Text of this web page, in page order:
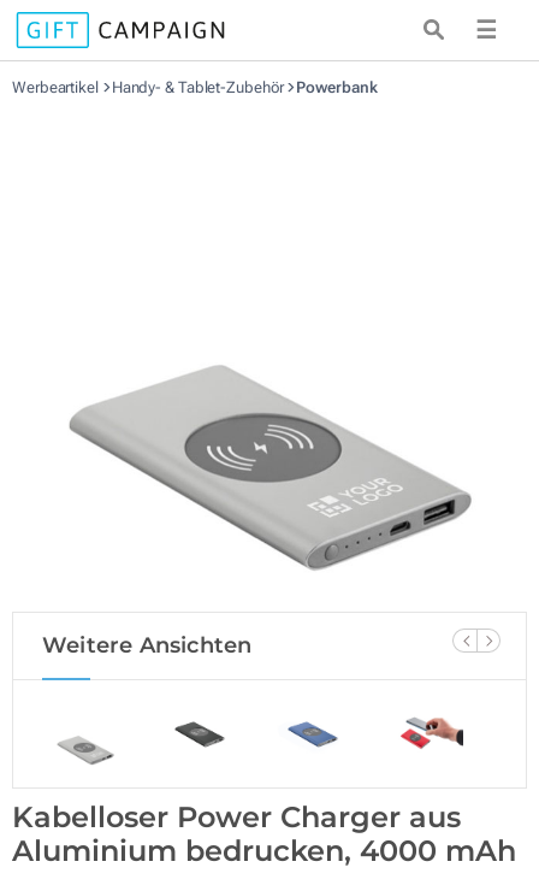
☰
Werbeartikel Handy- & Tablet-Zubehör Powerbank
Weitere Ansichten
Kabelloser Power Charger aus
Aluminium bedrucken, 4000 mAh